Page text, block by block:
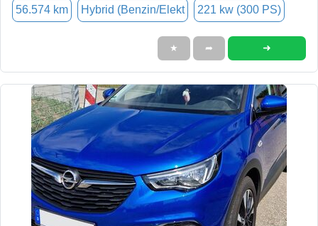
56.574 km Hybrid (Benzin/Elekt 221 kw (300 PS)
★ ➦ ➜